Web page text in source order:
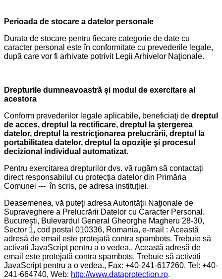
Perioada de stocare a datelor personale
Durata de stocare pentru fiecare categorie de date cu
caracter personal este în conformitate cu prevederile legale,
după care vor fi arhivate potrivit Legii Arhivelor Naţionale.
Drepturile dumneavoastră și modul de exercitare al
acestora
Conform prevederilor legale aplicabile, beneficiaţi de dreptul
de acces, dreptul la rectificare, dreptul la ştergerea
datelor, dreptul la restricţionarea prelucrării, dreptul la
portabilitatea datelor, dreptul la opoziţie şi procesul
decizional individual automatizat.
Pentru exercitarea drepturilor dvs. vă rugăm să contactați
direct responsabilul cu protecția datelor din Primăria
Comunei --- în scris, pe adresa instituției.
Deasemenea, vă puteţi adresa Autorităţii Naţionale de
Supraveghere a Prelucrării Datelor cu Caracter Personal.
Bucureşti, Bulevardul General Gheorghe Magheru 28-30,
Sector 1, cod postal 010336, Romania, e-mail : Această
adresă de email este protejată contra spambots. Trebuie să
activați JavaScript pentru a o vedea., Această adresă de
email este protejată contra spambots. Trebuie să activați
JavaScript pentru a o vedea., Fax: +40-241-617260, Tel: +40-
241-664740, Web: http://www.dataprotection.ro.